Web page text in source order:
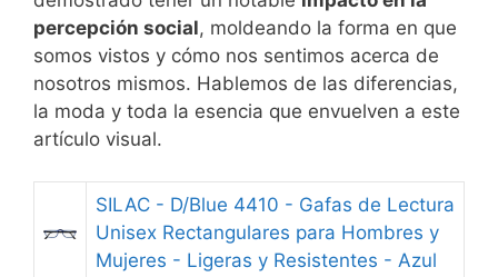
percepción social, moldeando la forma en que
somos vistos y cómo nos sentimos acerca de
nosotros mismos. Hablemos de las diferencias,
la moda y toda la esencia que envuelven a este
artículo visual.
SILAC - D/Blue 4410 - Gafas de Lectura
Unisex Rectangulares para Hombres y
Mujeres - Ligeras y Resistentes - Azul